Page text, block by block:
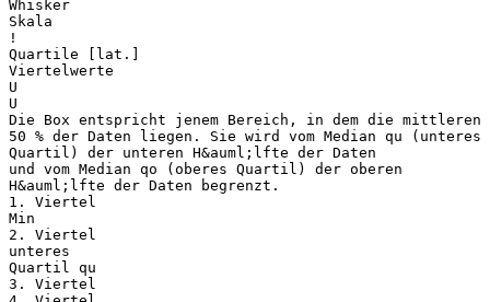
Whisker
Skala
!
Quartile [lat.]
Viertelwerte
U
U
Die Box entspricht jenem Bereich, in dem die mittleren
50 % der Daten liegen. Sie wird vom Median qu (unteres
Quartil) der unteren H&auml;lfte der Daten
und vom Median qo (oberes Quartil) der oberen
H&auml;lfte der Daten begrenzt.
1. Viertel
Min
2. Viertel
unteres
Quartil qu
3. Viertel